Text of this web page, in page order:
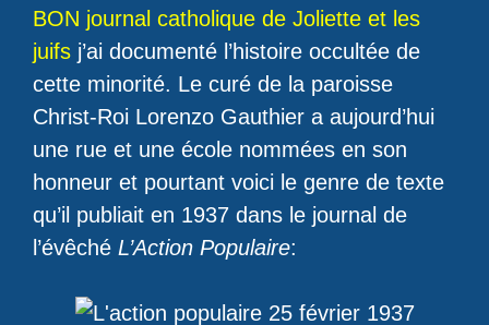
BON journal catholique de Joliette et les
juifs j’ai documenté l’histoire occultée de
cette minorité. Le curé de la paroisse
Christ-Roi Lorenzo Gauthier a aujourd’hui
une rue et une école nommées en son
honneur et pourtant voici le genre de texte
qu’il publiait en 1937 dans le journal de
l’évêché L’Action Populaire: